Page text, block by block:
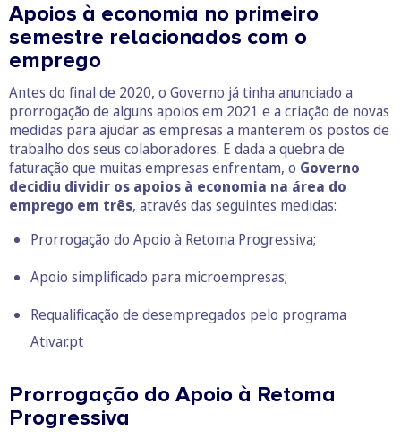
Apoios à economia no primeiro
semestre relacionados com o
emprego
Antes do final de 2020, o Governo já tinha anunciado a
prorrogação de alguns apoios em 2021 e a criação de novas
medidas para ajudar as empresas a manterem os postos de
trabalho dos seus colaboradores. E dada a quebra de
faturação que muitas empresas enfrentam, o Governo
decidiu dividir os apoios à economia na área do
emprego em três, através das seguintes medidas:
Prorrogação do Apoio à Retoma Progressiva;
Apoio simplificado para microempresas;
Requalificação de desempregados pelo programa
Ativar.pt
Prorrogação do Apoio à Retoma
Progressiva